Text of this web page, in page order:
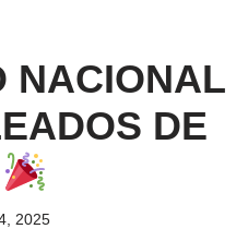
NACIONAL
DE
2025